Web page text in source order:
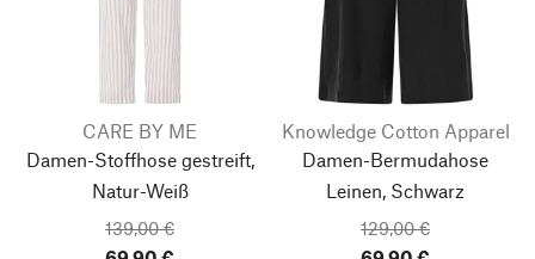
CARE BY ME
Damen-Stoffhose gestreift,
Natur-Weiß
139,00 €
Knowledge Cotton Apparel
Damen-Bermudahose
Leinen, Schwarz
129,00 €